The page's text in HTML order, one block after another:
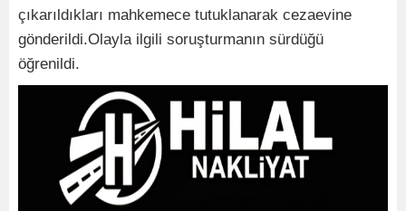
çıkarıldıkları mahkemece tutuklanarak cezaevine
gönderildi.Olayla ilgili soruşturmanın sürdüğü
öğrenildi.